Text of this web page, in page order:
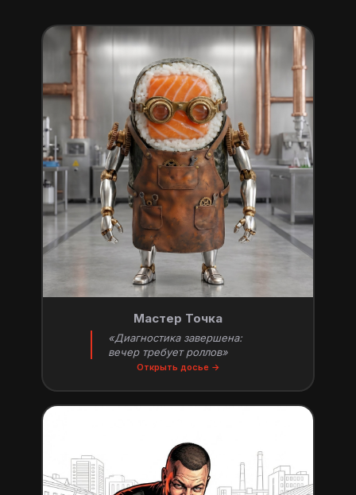
Мастер Точка
«Диагностика завершена:
вечер требует роллов»
Открыть досье →